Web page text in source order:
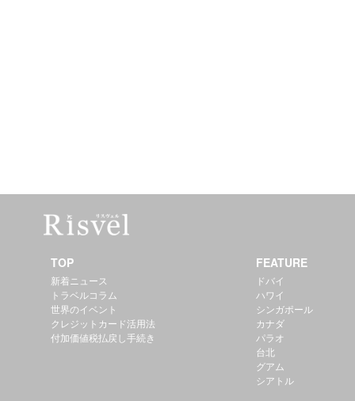
TOP
新着ニュース
トラベルコラム
世界のイベント
クレジットカード活用法
付加価値税払戻し手続き
FEATURE
ドバイ
ハワイ
シンガポール
カナダ
パラオ
台北
グアム
シアトル